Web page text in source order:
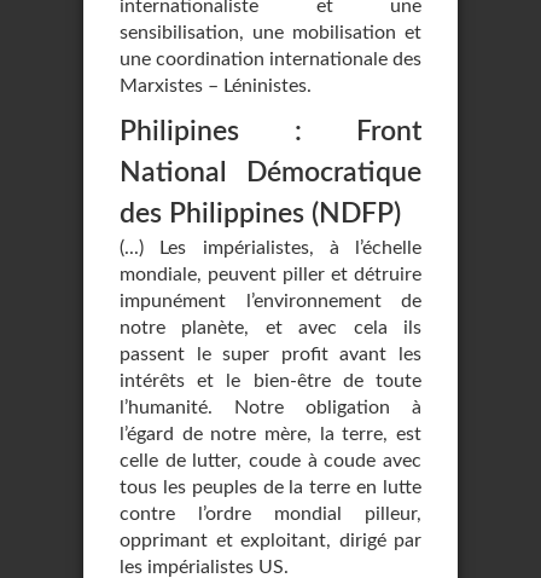
internationaliste et une
sensibilisation, une mobilisation et
une coordination internationale des
Marxistes – Léninistes.
Philipines : Front
National Démocratique
des Philippines (NDFP)
(...) Les impérialistes, à l’échelle
mondiale, peuvent piller et détruire
impunément l’environnement de
notre planète, et avec cela ils
passent le super profit avant les
intérêts et le bien-être de toute
l’humanité. Notre obligation à
l’égard de notre mère, la terre, est
celle de lutter, coude à coude avec
tous les peuples de la terre en lutte
contre l’ordre mondial pilleur,
opprimant et exploitant, dirigé par
les impérialistes US.